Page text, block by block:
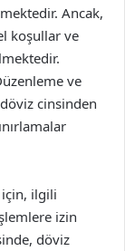
Ancak,
koşullar ve
ve
cinsinden
ilgili
izin
döviz